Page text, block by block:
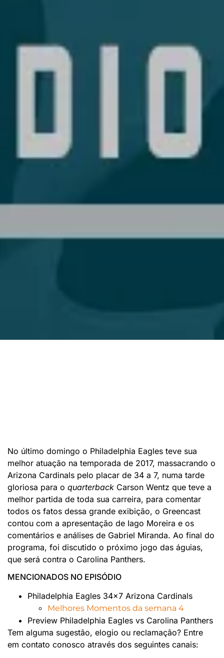
No último domingo o Philadelphia Eagles teve sua
melhor atuação na temporada de 2017, massacrando o
Arizona Cardinals pelo placar de 34 a 7, numa tarde
gloriosa para o quarterback Carson Wentz que teve a
melhor partida de toda sua carreira, para comentar
todos os fatos dessa grande exibição, o Greencast
contou com a apresentação de Iago Moreira e os
comentários e análises de Gabriel Miranda. Ao final do
programa, foi discutido o próximo jogo das águias,
que será contra o Carolina Panthers.
MENCIONADOS NO EPISÓDIO
Philadelphia Eagles 34×7 Arizona Cardinals
Melhores Momentos da semana 4
Preview Philadelphia Eagles vs Carolina Panthers
​Tem alguma sugestão, elogio ou reclamação? Entre
em contato conosco através dos seguintes canais: